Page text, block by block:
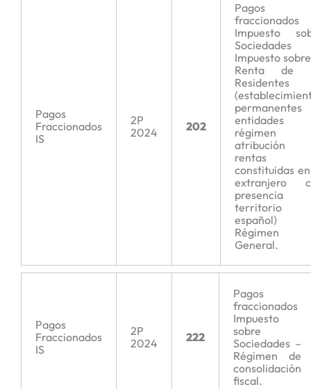
Pagos
Fraccionados
IS
2P
2024
202
Pagos
fraccionados
Impuesto
Impuesto
Renta de
Residentes
entidades
régimen
atribución
rentas
constituidas
extranjero
presencia
territorio
español)
Régimen
General.
Pagos
Fraccionados
IS
2P
2024
222
Pagos
fraccionados
Impuesto
sobre
Sociedades –
Régimen de
consolidación
fiscal.